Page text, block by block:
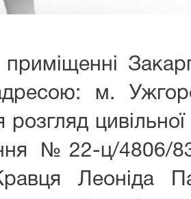
м.
розгляд
№22-ц/4806/
Леоніда